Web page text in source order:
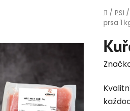
Domů
/ PSI /
prsa 1